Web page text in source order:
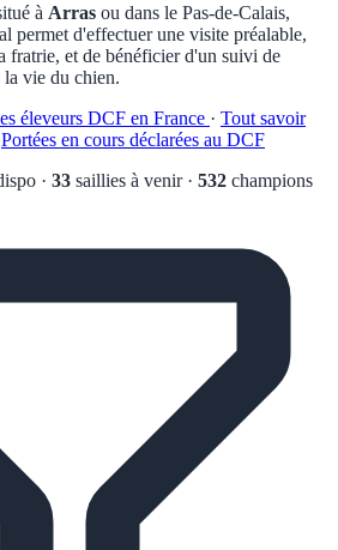
à Arras ou dans le Pas-de-Calais,
permet d'effectuer une visite préalable,
fratrie, et de bénéficier d'un suivi de
vie du chien.
éleveurs DCF en France · Tout savoir
Portées en cours déclarées au DCF
· 33 saillies à venir · 532 champions